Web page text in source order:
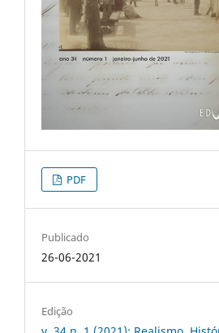
PDF
Publicado
26-06-2021
Edição